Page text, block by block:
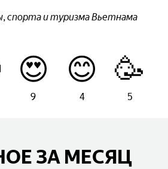
спорта и туризма Вьетнама
😍
9
😊
4
🥳
5
ЗА МЕСЯЦ